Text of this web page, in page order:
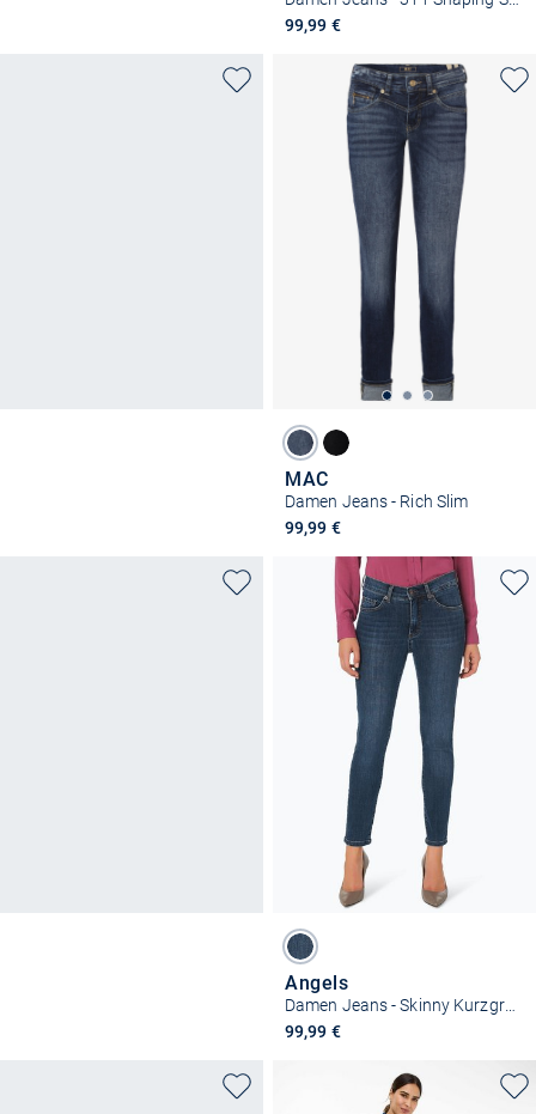
99,99 €
MAC
Damen Jeans - Rich Slim
99,99 €
Angels
Damen Jeans - Skinny Kurzgröße
99,99 €